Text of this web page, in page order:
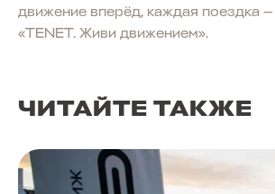
движение вперёд, каждая поездка
«TENET. Живи движением».
ЧИТАЙТЕ ТАКЖЕ